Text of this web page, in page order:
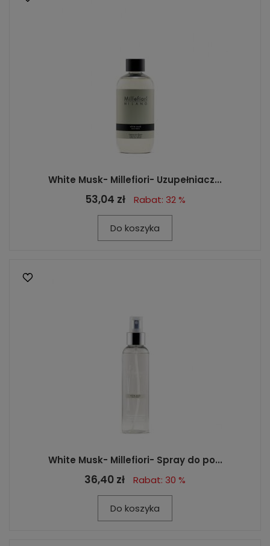
White Musk- Millefiori- Uzupełniacz...
53,04 zł Rabat: 32 %
Do koszyka
White Musk- Millefiori- Spray do po...
36,40 zł Rabat: 30 %
Do koszyka